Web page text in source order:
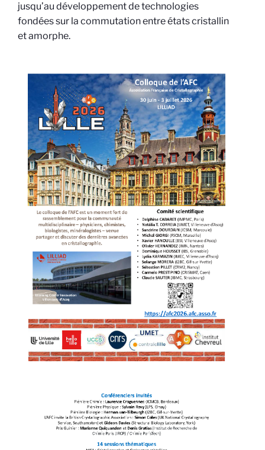
jusqu’au développement de technologies
fondées sur la commutation entre états cristallin
et amorphe.